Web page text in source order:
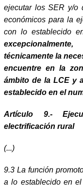
ejecutar los SER y/o
económicos para la
con lo establecido
técnicamente la
encuentre en la
ámbito de la LCE y
establecido en el
Artículo 9.-
electrificación rural
(...)
9.3 La función
a lo establecido en